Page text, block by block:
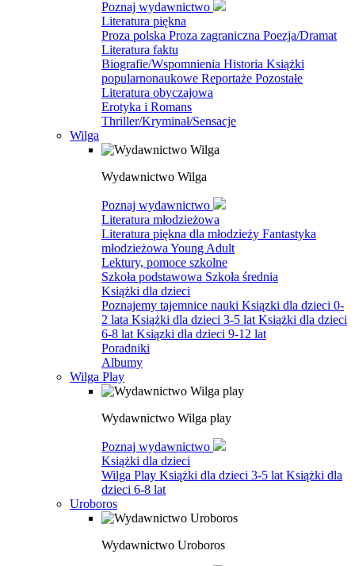
Poznaj wydawnictwo
Literatura piękna
Proza polska Proza zagraniczna Poezja/Dramat
Literatura faktu
Biografie/Wspomnienia Historia Książki
popularnonaukowe Reportaże Pozostałe
Literatura obyczajowa
Erotyka i Romans
Thriller/Kryminał/Sensacje
Wilga
Wydawnictwo Wilga
Poznaj wydawnictwo
Literatura młodzieżowa
Literatura piękna dla młodzieży Fantastyka
młodzieżowa Young Adult
Lektury, pomoce szkolne
Szkoła podstawowa Szkoła średnia
Książki dla dzieci
Poznajemy tajemnice nauki Ksiązki dla dzieci 0-
2 lata Książki dla dzieci 3-5 lat Książki dla dzieci
6-8 lat Ksiązki dla dzieci 9-12 lat
Poradniki
Albumy
Wilga Play
Wydawnictwo Wilga play
Poznaj wydawnictwo
Książki dla dzieci
Wilga Play Książki dla dzieci 3-5 lat Książki dla
dzieci 6-8 lat
Uroboros
Wydawnictwo Uroboros